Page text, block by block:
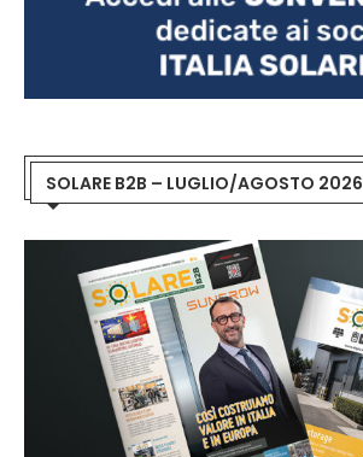
SOLARE B2B – LUGLIO/AGOSTO 2026